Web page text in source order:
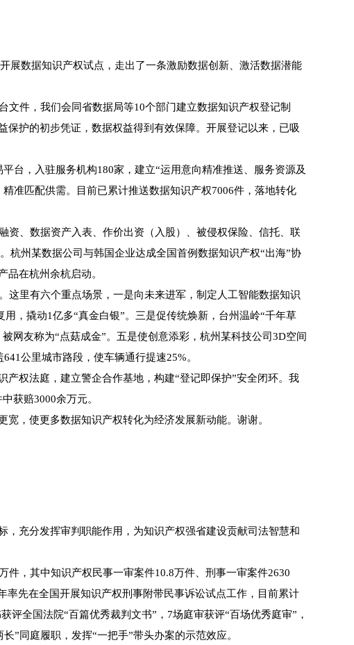
数据知识产权试点，走出了一条激励数据创新、激活数据潜能
件，我们会同省数据局等10个部门建立数据知识产权登记制
护的初步凭证，数据权益得到有效保障。开展登记以来，已吸
，入驻服务机构180家，建立“运用意向精准推送、服务资源及
准匹配供需。目前已累计推送数据知识产权7006件，落地转化
、数据资产入表、作价出资（入股）、被侵权保险、信托、联
杭州某数据公司与韩国企业达成全国首例数据知识产权“出海”协
品在杭州余杭启动。
里有六个重点场景，一是向未来进军，制定人工智能数据知识
，撬动1亿多“真金白银”。三是促传统焕新，台州温岭“千年草
网友称为“点菇成金”。五是使创意添彩，杭州某科技公司3D空间
公里城市路段，使车辆通行提速25%。
权法庭，建立警企合作基地，构建“登记即保护”安全闭环。我
获赔3000余万元。
，使更多数据知识产权转化为经济发展新动能。谢谢。
充分发挥审判职能作用，为知识产权强省建设贡献司法智慧和
，其中知识产权民事一审案件10.8万件、刑事一审案件2630
率先在全国开展知识产权刑事附带民事诉讼试点工作，目前累计
全国法院“百篇优秀裁判文书”，7场庭审获评“百场优秀庭审”，
”同庭履职，发挥“一把手”带头办案的示范效应。